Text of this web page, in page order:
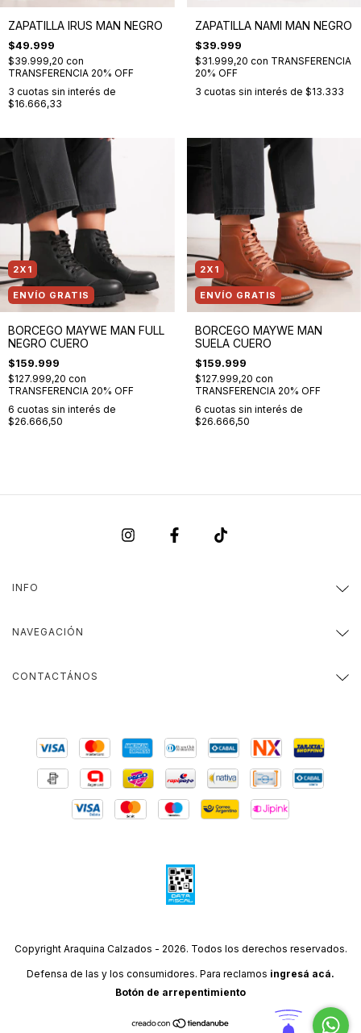
ZAPATILLA IRUS MAN NEGRO
$49.999
$39.999,20 con
TRANSFERENCIA 20% OFF
3 cuotas sin interés de
$16.666,33
ZAPATILLA NAMI MAN NEGRO
$39.999
$31.999,20 con TRANSFERENCIA
20% OFF
3 cuotas sin interés de $13.333
2X1
ENVÍO GRATIS
BORCEGO MAYWE MAN FULL
NEGRO CUERO
$159.999
$127.999,20 con
TRANSFERENCIA 20% OFF
6 cuotas sin interés de
$26.666,50
2X1
ENVÍO GRATIS
BORCEGO MAYWE MAN
SUELA CUERO
$159.999
$127.999,20 con
TRANSFERENCIA 20% OFF
6 cuotas sin interés de
$26.666,50
INFO
NAVEGACIÓN
CONTACTÁNOS
Copyright Araquina Calzados - 2026. Todos los derechos reservados.
Defensa de las y los consumidores. Para reclamos ingresá acá.
Botón de arrepentimiento